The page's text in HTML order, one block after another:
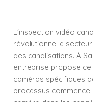
L'inspection vidéo
révolutionne le
des canalisations. À
entreprise propose ce
caméras spécifiques
processus commence